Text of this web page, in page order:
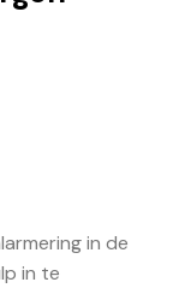
in de
in te